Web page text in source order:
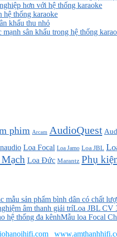
hơn với hệ thống karaoke
thống karaoke
khấu thu nhỏ
sân khấu trong hệ thống
phim Arcam AudioQuest
Loa Focal Loa Jamo Loa JBL
Loa Đức Marantz Phụ
Loa JBL CV
Mẫu loa Focal